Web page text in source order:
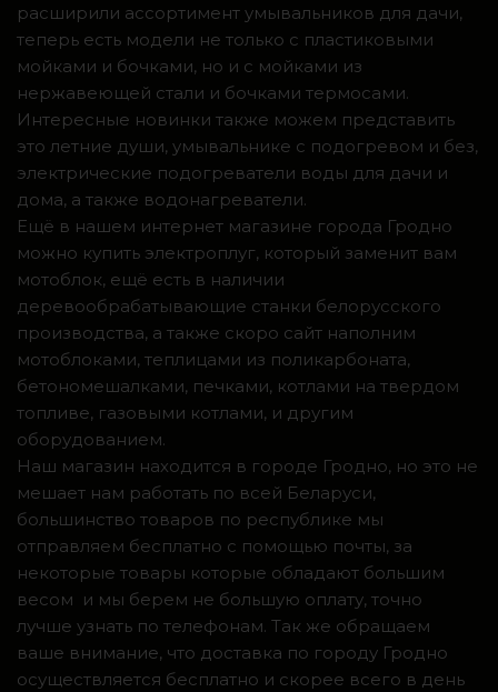
расширили ассортимент умывальников для дачи,
теперь есть модели не только с пластиковыми
мойками и бочками, но и с мойками из
нержавеющей стали и бочками термосами.
Интересные новинки также можем представить
это летние души, умывальнике с подогревом и без,
электрические подогреватели воды для дачи и
дома, а также водонагреватели.
Ещё в нашем интернет магазине города Гродно
можно купить электроплуг, который заменит вам
мотоблок, ещё есть в наличии
деревообрабатывающие станки белорусского
производства, а также скоро сайт наполним
мотоблоками, теплицами из поликарбоната,
бетономешалками, печками, котлами на твердом
топливе, газовыми котлами, и другим
оборудованием.
Наш магазин находится в городе Гродно, но это не
мешает нам работать по всей Беларуси,
большинство товаров по республике мы
отправляем бесплатно с помощью почты, за
некоторые товары которые обладают большим
весом и мы берем не большую оплату, точно
лучше узнать по телефонам. Так же обращаем
ваше внимание, что доставка по городу Гродно
осуществляется бесплатно и скорее всего в день